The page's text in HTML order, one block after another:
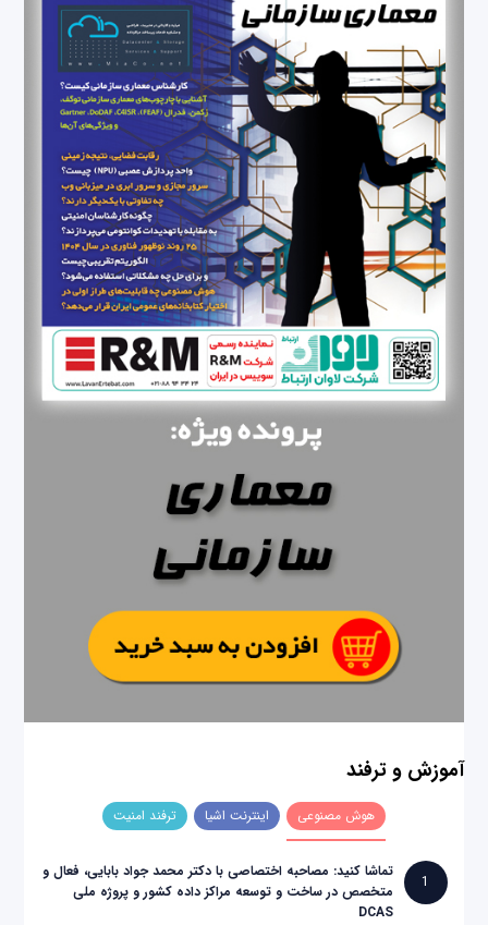
آموزش و ترفند
هوش مصنوعی اینترنت اشیا ترفند امنیت
1
تماشا کنید: مصاحبه اختصاصی با دکتر محمد جواد بابایی، فعال و
متخصص در ساخت و توسعه مراکز داده کشور و پروژه ملی
DCAS